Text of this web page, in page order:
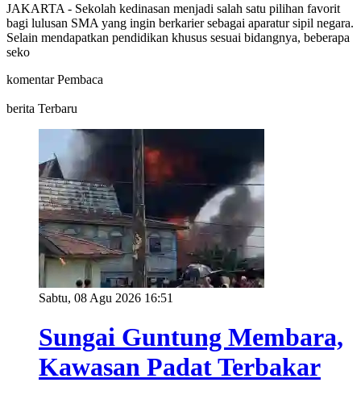
JAKARTA - Sekolah kedinasan menjadi salah satu pilihan favorit
bagi lulusan SMA yang ingin berkarier sebagai aparatur sipil negara.
Selain mendapatkan pendidikan khusus sesuai bidangnya, beberapa
seko
komentar Pembaca
berita Terbaru
Sabtu, 08 Agu 2026 16:51
Sungai Guntung Membara,
Kawasan Padat Terbakar